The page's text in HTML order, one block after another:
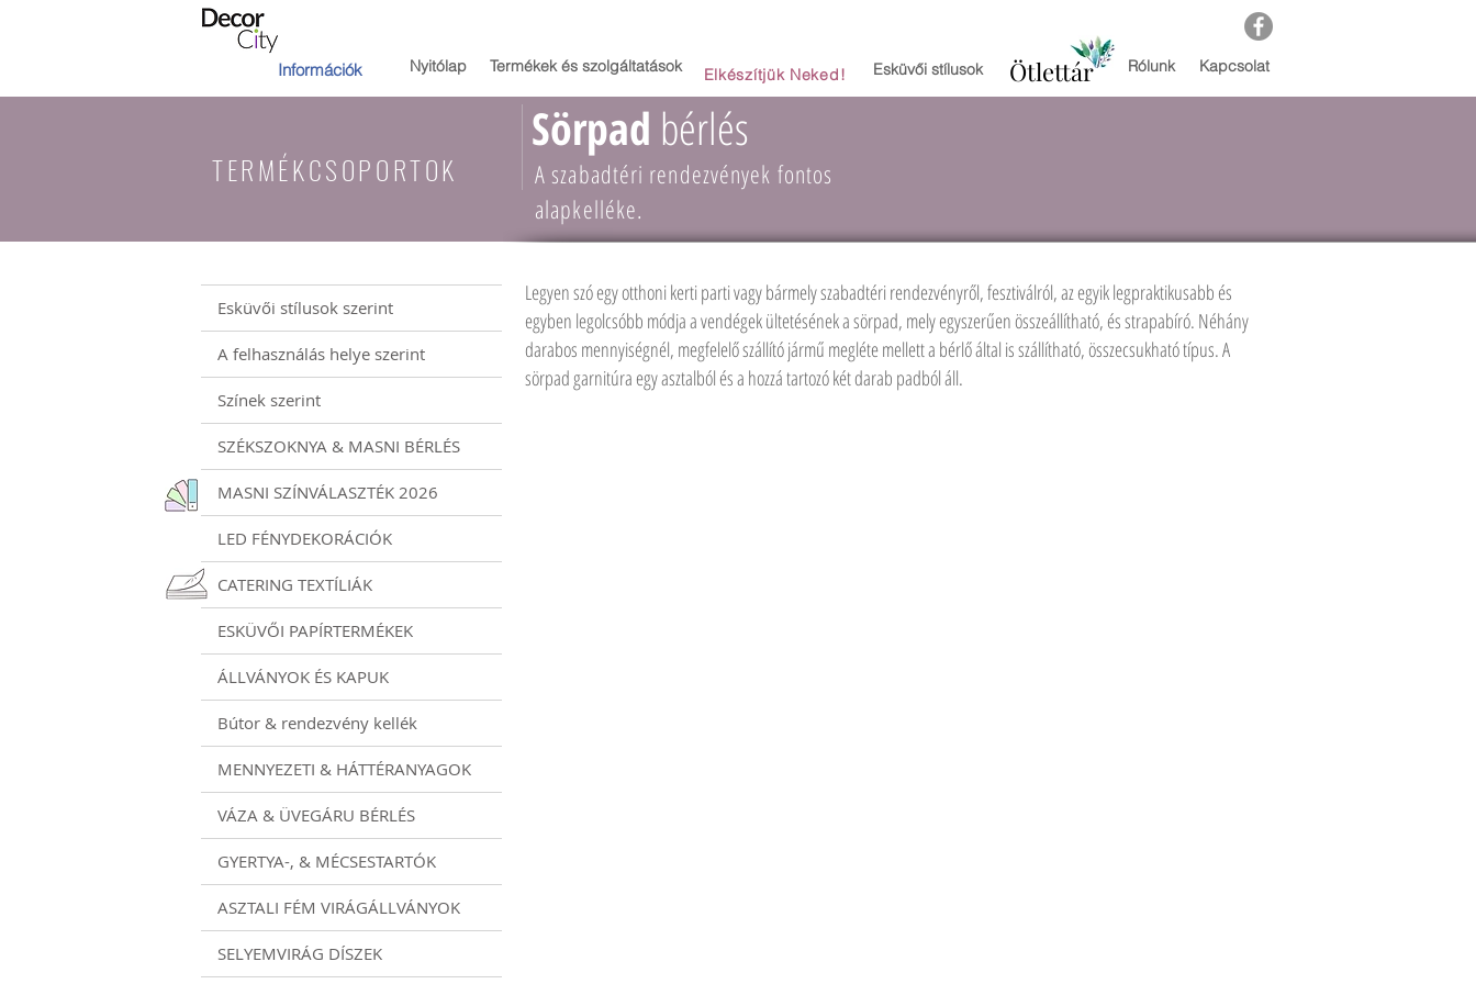
Információk Nyitólap Termékek és szolgáltatások Elkészítjük Neked! Esküvői stílusok Ötlettár Rólunk Kapcsolat
TERMÉKCSOPORTOK
Sörpad bérlés
A szabadtéri rendezvények fontos
alapkelléke.
Esküvői stílusok szerint
A felhasználás helye szerint
Színek szerint
SZÉKSZOKNYA & MASNI BÉRLÉS
MASNI SZÍNVÁLASZTÉK 2026
LED FÉNYDEKORÁCIÓK
CATERING TEXTÍLIÁK
ESKÜVŐI PAPÍRTERMÉKEK
ÁLLVÁNYOK ÉS KAPUK
Bútor & rendezvény kellék
MENNYEZETI & HÁTTÉRANYAGOK
VÁZA & ÜVEGÁRU BÉRLÉS
GYERTYA-, & MÉCSESTARTÓK
ASZTALI FÉM VIRÁGÁLLVÁNYOK
SELYEMVIRÁG DÍSZEK
Meghívó
Legyen szó egy otthoni kerti parti vagy bármely szabadtéri rendezvényről, fesztiválról, az egyik legpraktikusabb és
egyben legolcsóbb módja a vendégek ültetésének a sörpad, mely egyszerűen összeállítható, és strapabíró. Néhány
darabos mennyiségnél, megfelelő szállító jármű megléte mellett a bérlő által is szállítható, összecsukható típus. A
sörpad garnitúra egy asztalból és a hozzá tartozó két darab padból áll.